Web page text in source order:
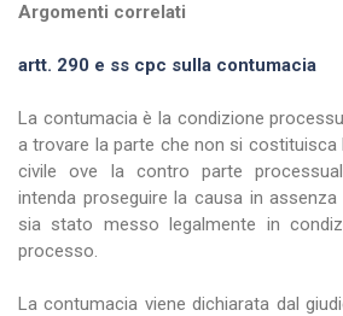
Argomenti correlati
artt. 290 e ss cpc sulla contumacia
La contumacia è la condizione
a trovare la parte che non si costituisca
civile ove la contro parte
intenda proseguire la causa in
sia stato messo legalmente in
processo.
La contumacia viene dichiarata dal